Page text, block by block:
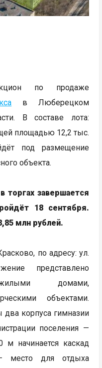
по продаже
в Люберецком
В составе лота:
площадью 12,2 тыс.
под размещение
объекта.
торгах завершается
18 сентября.
млн рублей.
по адресу: ул.
представлено
жилыми домами,
объектами.
корпуса гимназии
поселения —
начинается каскад
место для отдыха